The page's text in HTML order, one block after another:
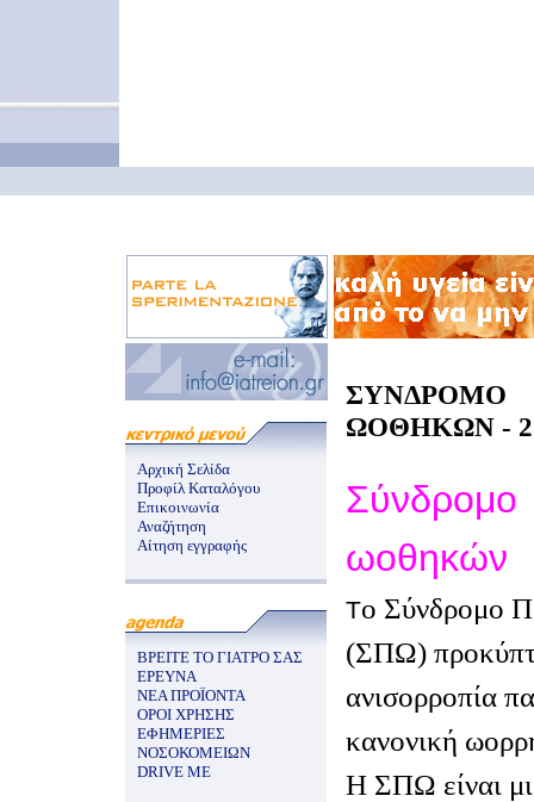
Αρχική Σελίδα
Προφίλ Καταλόγου
Επικοινωνία
Αναζήτηση
Αίτηση εγγραφής
ΒΡΕΙΤΕ ΤΟ ΓΙΑΤΡΟ ΣΑΣ
ΕΡΕΥΝΑ
ΝΕΑ ΠΡΟΪΟΝΤΑ
ΟΡΟΙ ΧΡΗΣΗΣ
ΕΦΗΜΕΡΙΕΣ
ΝΟΣΟΚΟΜΕΙΩΝ
DRIVE ME
ΩΟΘΗΚΩΝ -
Σύνδρομο
ωοθηκών
Το Σύνδρομο
(ΣΠΩ)
ανισορροπία
κανονική
Η ΣΠΩ είναι